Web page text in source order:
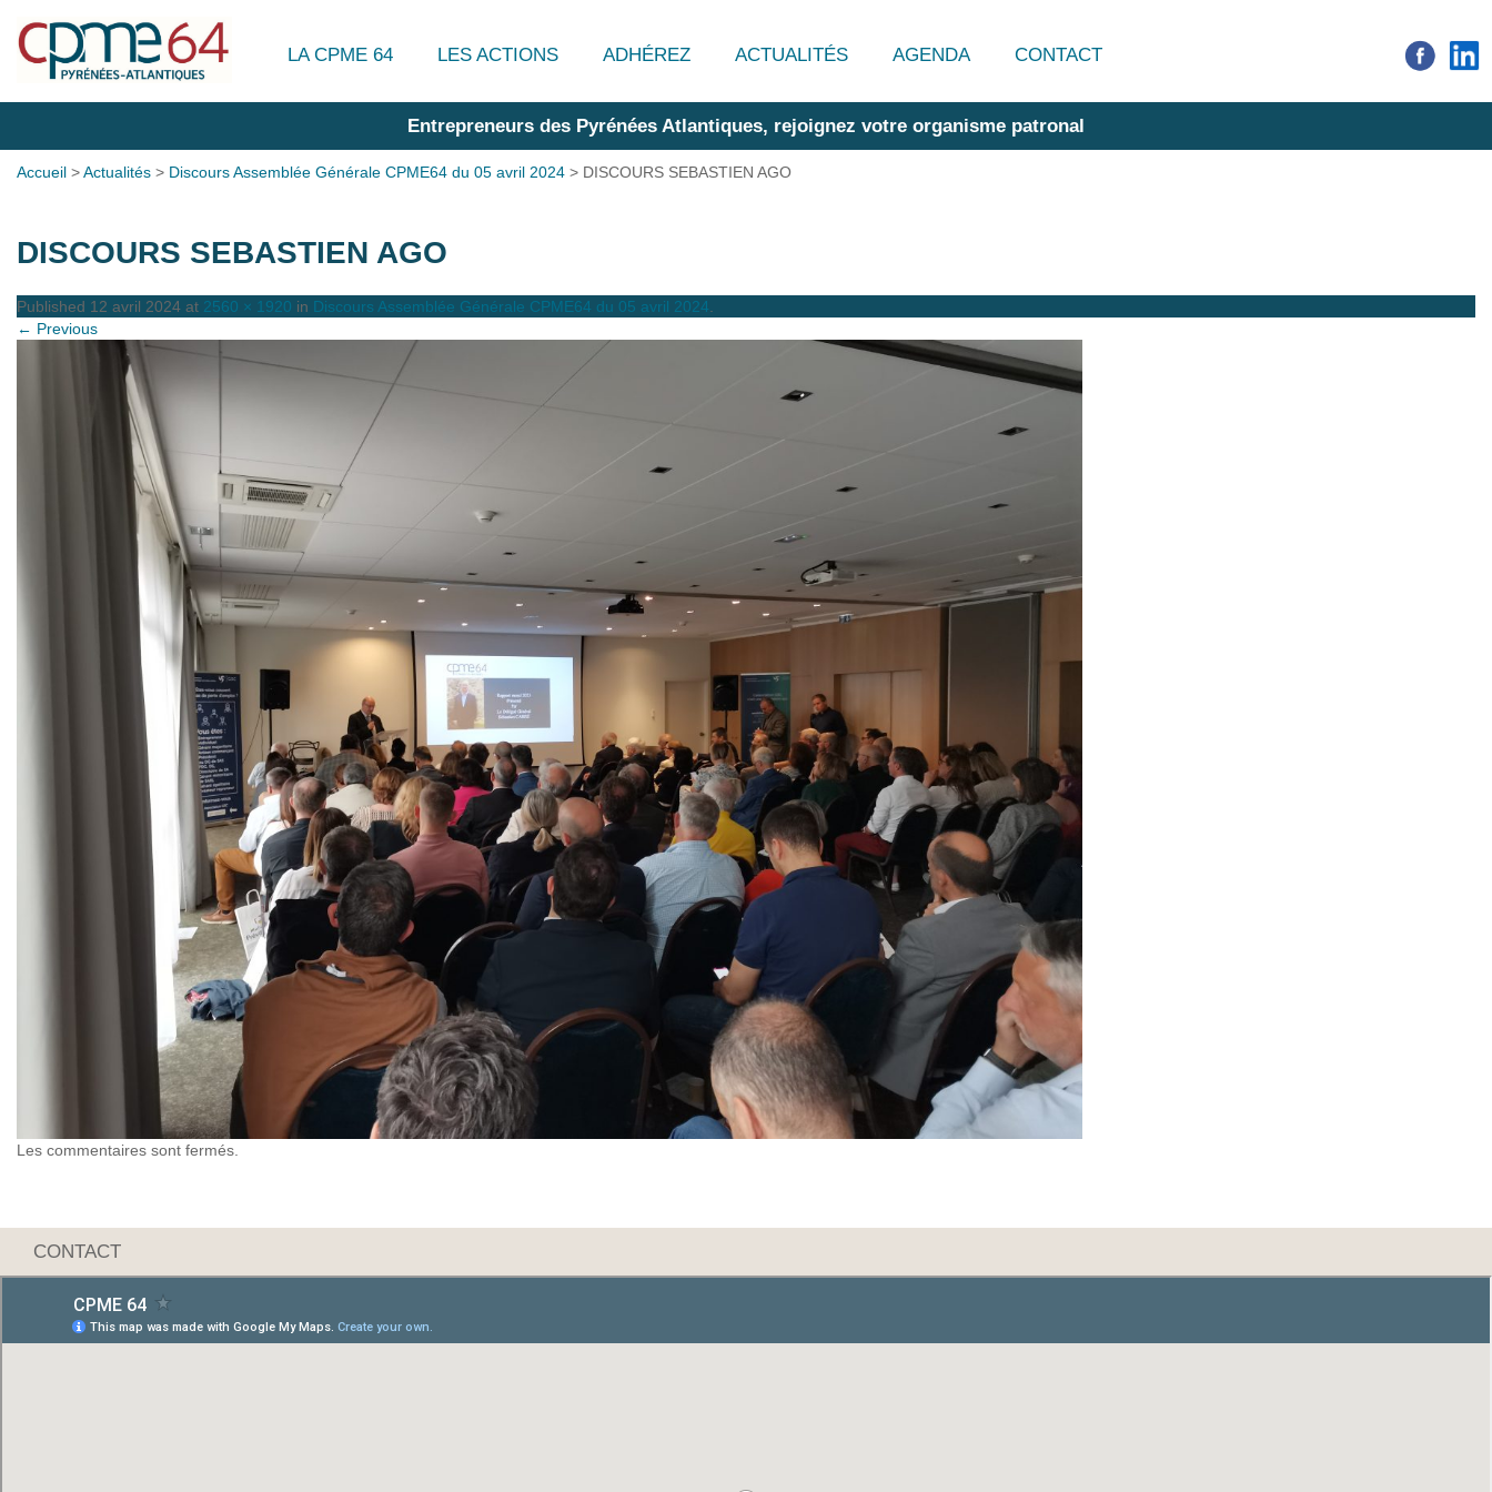
LA CPME 64 LES ACTIONS ADHÉREZ ACTUALITÉS AGENDA CONTACT
Entrepreneurs des Pyrénées Atlantiques, rejoignez votre organisme patronal
Accueil >Actualités > Discours Assemblée Générale CPME64 du 05 avril 2024 > DISCOURS SEBASTIEN AGO
DISCOURS SEBASTIEN AGO
Published 12 avril 2024 at 2560 × 1920 in Discours Assemblée Générale CPME64 du 05 avril 2024
← Previous
Les commentaires sont fermés.
CONTACT